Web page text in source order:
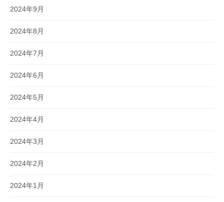
2024年9月
2024年8月
2024年7月
2024年6月
2024年5月
2024年4月
2024年3月
2024年2月
2024年1月